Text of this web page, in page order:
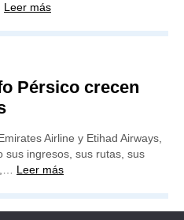
Leer más
Pérsico crecen
Airline y Etihad Airways,
sus ingresos, sus rutas, sus
Leer más